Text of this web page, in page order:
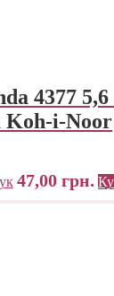
4377
Koh-i-Noor
47,00 грн.